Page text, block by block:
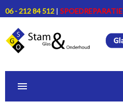
Skip
to
content
06 - 212 84 512 | SPOEDREPARATIE